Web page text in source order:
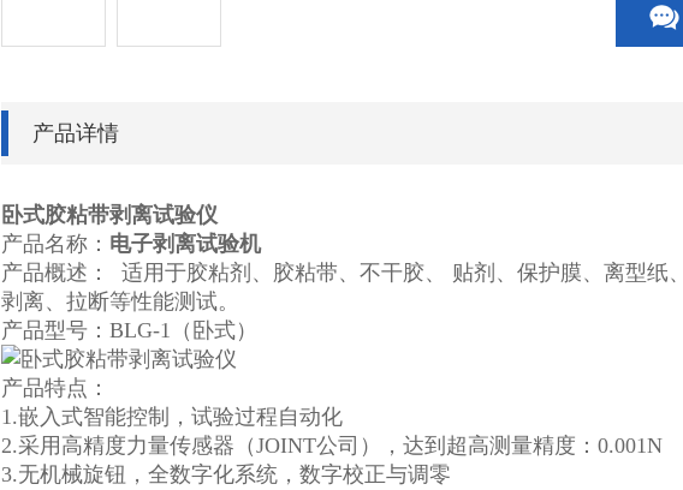
产品详情
卧式胶粘带剥离试验仪
产品名称： 电子剥离试验机
产品概述： 适用于胶粘剂、胶粘带、不干胶、 贴剂、保护膜、离型纸
剥离、拉断等性能测试。
产品型号：BLG-1（卧式）
产品特点：
1.嵌入式智能控制，试验过程自动化
2.采用高精度力量传感器（JOINT公司），达到超高测量精度：0.001N
3.无机械旋钮，全数字化系统，数字校正与调零